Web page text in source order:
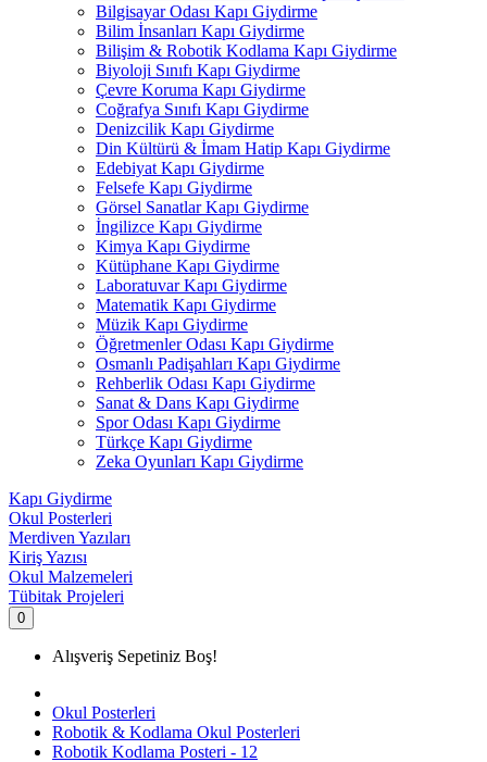
Bilgisayar Odası Kapı Giydirme
Bilim İnsanları Kapı Giydirme
Bilişim & Robotik Kodlama Kapı Giydirme
Biyoloji Sınıfı Kapı Giydirme
Çevre Koruma Kapı Giydirme
Coğrafya Sınıfı Kapı Giydirme
Denizcilik Kapı Giydirme
Din Kültürü & İmam Hatip Kapı Giydirme
Edebiyat Kapı Giydirme
Felsefe Kapı Giydirme
Görsel Sanatlar Kapı Giydirme
İngilizce Kapı Giydirme
Kimya Kapı Giydirme
Kütüphane Kapı Giydirme
Laboratuvar Kapı Giydirme
Matematik Kapı Giydirme
Müzik Kapı Giydirme
Öğretmenler Odası Kapı Giydirme
Osmanlı Padişahları Kapı Giydirme
Rehberlik Odası Kapı Giydirme
Sanat & Dans Kapı Giydirme
Spor Odası Kapı Giydirme
Türkçe Kapı Giydirme
Zeka Oyunları Kapı Giydirme
Kapı Giydirme
Okul Posterleri
Merdiven Yazıları
Kiriş Yazısı
Okul Malzemeleri
Tübitak Projeleri
0
Alışveriş Sepetiniz Boş!
Okul Posterleri
Robotik & Kodlama Okul Posterleri
Robotik Kodlama Posteri - 12